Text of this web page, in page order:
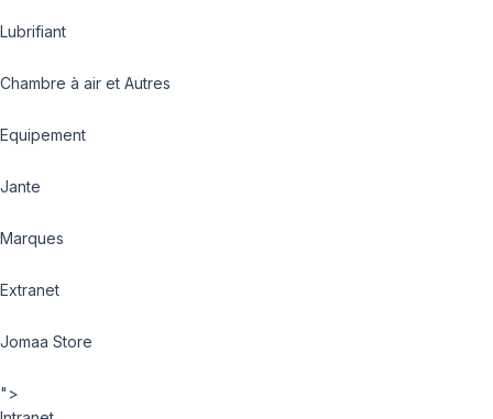
Lubrifiant
Chambre à air et Autres
Equipement
Jante
Marques
Extranet
Jomaa Store
">